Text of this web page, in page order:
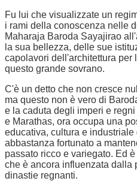
Fu lui che visualizzate un
i rami della conoscenza nelle
Maharaja Baroda Sayajirao
la sua bellezza, delle sue
capolavori dell'architettura per
questo grande sovrano.
C'è un detto che non cresce
ma questo non è vero di
e la caduta degli imperi e
e Marathas, ora occupa una
educativa, cultura e
abbastanza fortunato a
passato ricco e variegato. Ed
che è ancora influenzata dalla
dinastie regnanti.